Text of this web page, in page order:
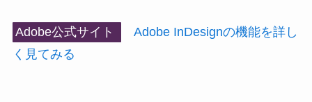
Adobe公式サイト
Adobe InDesignの機能を詳し
く見てみる